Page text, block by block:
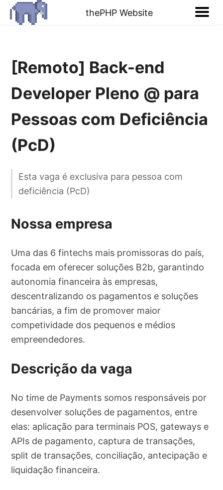
thePHP Website
[Remoto] Back-end
Developer Pleno @ para
Pessoas com Deficiência
(PcD)
Esta vaga é exclusiva para pessoa com
deficiência (PcD)
Nossa empresa
Uma das 6 fintechs mais promissoras do país,
focada em oferecer soluções B2b, garantindo
autonomia financeira às empresas,
descentralizando os pagamentos e soluções
bancárias, a fim de promover maior
competividade dos pequenos e médios
empreendedores.
Descrição da vaga
No time de Payments somos responsáveis por
desenvolver soluções de pagamentos, entre
elas: aplicação para terminais POS, gateways e
APIs de pagamento, captura de transações,
split de transações, conciliação, antecipação e
liquidação financeira.